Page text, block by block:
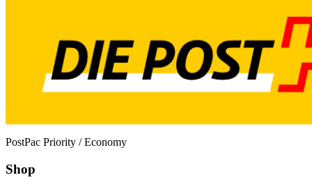
PostPac Priority / Economy
Shop